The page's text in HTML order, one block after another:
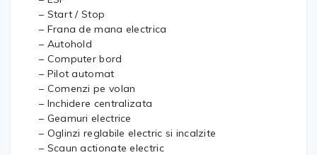
– Start / Stop
– Frana de mana electrica
– Autohold
– Computer bord
– Pilot automat
– Comenzi pe volan
– Inchidere centralizata
– Geamuri electrice
– Oglinzi reglabile electric si incalzite
– Scaun actionate electric